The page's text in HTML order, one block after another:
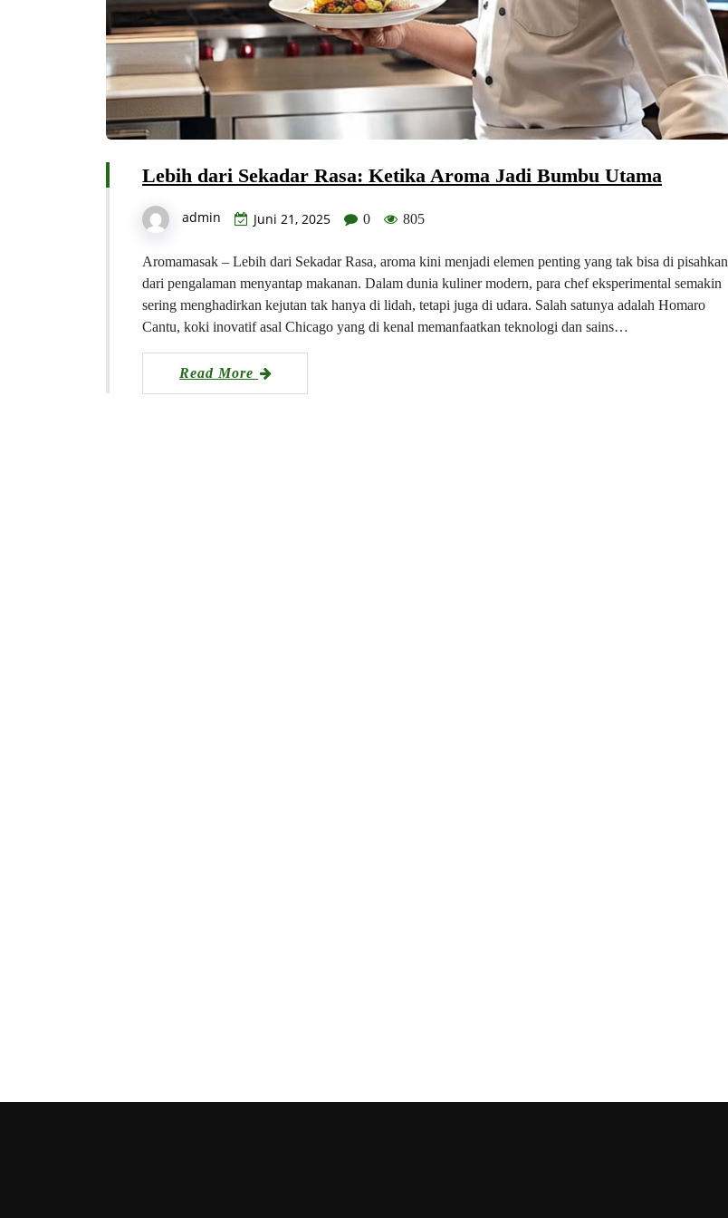
Lebih dari Sekadar Rasa: Ketika Aroma Jadi Bumbu Utama
admin Juni 21, 2025 0 805
Aromamasak – Lebih dari Sekadar Rasa, aroma kini menjadi elemen penting yang tak bisa di pisahkan
dari pengalaman menyantap makanan. Dalam dunia kuliner modern, para chef eksperimental semakin
sering menghadirkan kejutan tak hanya di lidah, tetapi juga di udara. Salah satunya adalah Homaro
Cantu, koki inovatif asal Chicago yang di kenal memanfaatkan teknologi dan sains…
Read More